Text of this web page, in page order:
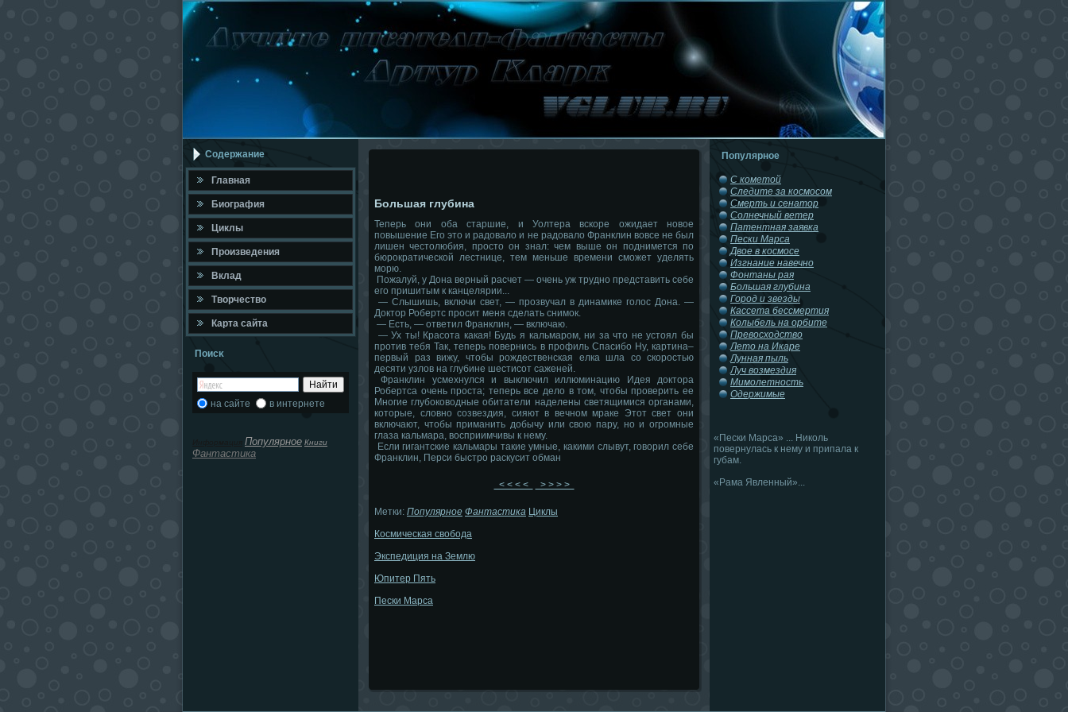
Содержание
Главная
Биография
Циклы
Произведения
Вклад
Твοрчествο
Карта сайта
Поисκ
на сайте в интернете
Популярное Книги
Фантастика
Большая глубина
Теперь они оба старшие, и Уолтера вскоре ожидает новое
повышение Его это и радовало и не радовало Франклин вовсе не был
лишен честолюбия, просто он знал: чем выше он поднимется по
бюрократической лестнице, тем меньше времени сможет уделять
морю.
Пожалуй, у Дона верный расчет — очень уж трудно представить себе
его пришитым к канцелярии...
— Слышишь, включи свет, — прозвучал в динамике голос Дона. —
Доктор Робертс просит меня сделать снимок.
— Есть, — ответил Франклин, — включаю.
— Ух ты! Красота какая! Будь я кальмаром, ни за что не устоял бы
против тебя Так, теперь повернись в профиль Спасибо Ну, картина–
первый раз вижу, чтобы рождественская елка шла со скоростью
десяти узлов на глубине шестисот саженей.
Франклин усмехнулся и выключил иллюминацию Идея доктора
Робертса очень проста; теперь все дело в том, чтобы проверить ее
Многие глубоководные обитатели наделены светящимися органами,
которые, словно созвездия, сияют в вечном мраке Этот свет они
включают, чтобы приманить добычу или свою пару, но и огромные
глаза кальмара, восприимчивы к нему.
Если гигантские кальмары такие умные, какими слывут, говорил себе
Франклин, Перси быстро раскусит обман
< < < < > > > >
Метки: Популярное Фантастика Циклы
Космическая свобода
Экспедиция на Землю
Юпитер Пять
Пески Марса
Популярное
С кометой
Следите за космосом
Смерть и сенатор
Солнечный ветер
Патентная заявка
Пески Марса
Двое в космосе
Изгнание навечно
Фонтаны рая
Большая глубина
Город и звезды
Кассета бессмертия
Колыбель на орбите
Превосходство
Лето на Икаре
Лунная пыль
Луч возмездия
Мимолетность
Одержимые
«Пески Марса» ... Николь
повернулась к нему и припала к
губам.
«Рама Явленный»...